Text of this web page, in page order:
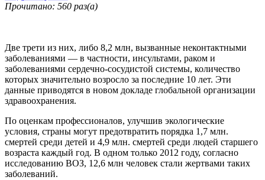
Прочитано: 560 раз(а)
Две трети из них, либо 8,2 млн, вызванные неконтактными
заболеваниями — в частности, инсультами, раком и
заболеваниями сердечно-сосудистой системы, количество
которых значительно возросло за последние 10 лет. Эти
данные приводятся в новом докладе глобальной организации
здравоохранения.
По оценкам профессионалов, улучшив экологические
условия, страны могут предотвратить порядка 1,7 млн.
смертей среди детей и 4,9 млн. смертей среди людей старшего
возраста каждый год. В одном только 2012 году, согласно
исследованию ВОЗ, 12,6 млн человек стали жертвами таких
заболеваний.